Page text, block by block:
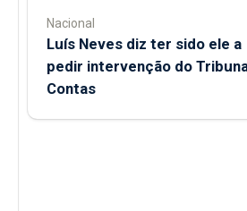
Nacional
Luís Neves diz ter sido ele a
pedir intervenção do
Contas